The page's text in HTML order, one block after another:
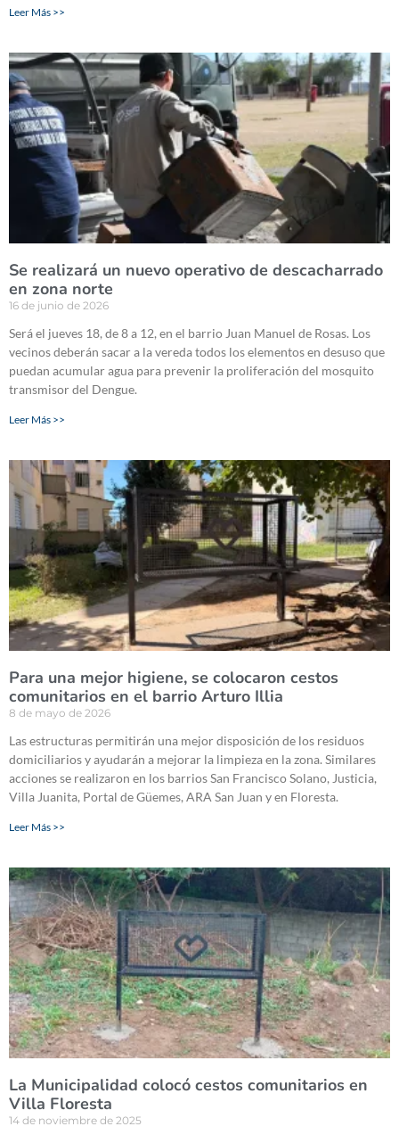
Leer Más >>
Se realizará un nuevo operativo de descacharrado
en zona norte
16 de junio de 2026
Será el jueves 18, de 8 a 12, en el barrio Juan Manuel de Rosas. Los
vecinos deberán sacar a la vereda todos los elementos en desuso que
puedan acumular agua para prevenir la proliferación del mosquito
transmisor del Dengue.
Leer Más >>
Para una mejor higiene, se colocaron cestos
comunitarios en el barrio Arturo Illia
8 de mayo de 2026
Las estructuras permitirán una mejor disposición de los residuos
domiciliarios y ayudarán a mejorar la limpieza en la zona. Similares
acciones se realizaron en los barrios San Francisco Solano, Justicia,
Villa Juanita, Portal de Güemes, ARA San Juan y en Floresta.
Leer Más >>
La Municipalidad colocó cestos comunitarios en
Villa Floresta
14 de noviembre de 2025